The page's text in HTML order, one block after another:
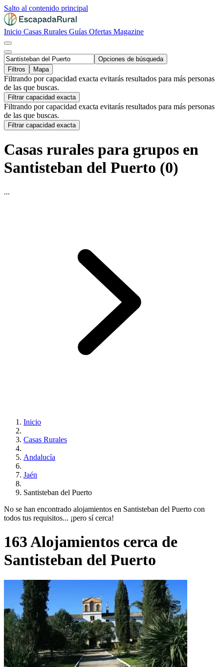
Salto al contenido principal
Inicio Casas Rurales Guías Ofertas Magazine
Opciones de búsqueda
Filtros
Mapa
Filtrando por capacidad exacta evitarás resultados para más personas
de las que buscas.
Filtrar capacidad exacta
Filtrando por capacidad exacta evitarás resultados para más personas
de las que buscas.
Filtrar capacidad exacta
Casas rurales para grupos en
Santisteban del Puerto (0)
...
Inicio
Casas Rurales
Andalucía
Jaén
Santisteban del Puerto
No se han encontrado alojamientos en Santisteban del Puerto con
todos tus requisitos... ¡pero sí cerca!
163 Alojamientos cerca de
Santisteban del Puerto